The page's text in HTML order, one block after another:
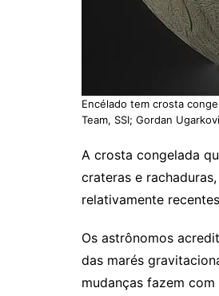
Encélado tem crosta
Team, SSI; Gordan
A crosta congelada
crateras e
relativamente
Os astrônomos
das marés
mudanças fazem